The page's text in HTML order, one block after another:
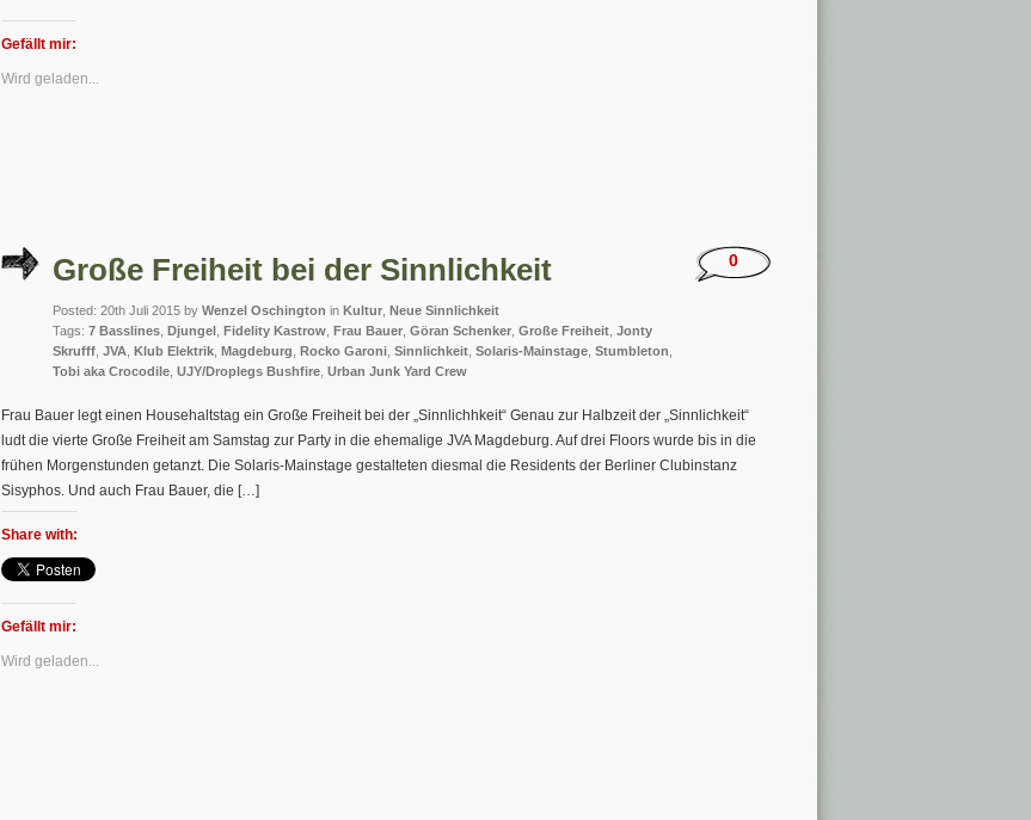
Gefällt mir:
Wird geladen...
Große Freiheit bei der Sinnlichkeit
Posted: 20th Juli 2015 by Wenzel Oschington in Kultur Neue Sinnlichkeit
Tags: 7 Basslines Djungel Fidelity Kastrow Frau Bauer Göran Schenker Große Freiheit Jonty
Skrufff JVA Klub Elektrik Magdeburg Rocko Garoni Sinnlichkeit Solaris-Mainstage Stumbleton
Tobi aka Crocodile UJY/Droplegs Bushfire Urban Junk Yard Crew
0
Frau Bauer legt einen Househaltstag ein Große Freiheit bei der „Sinnlichhkeit“ Genau zur Halbzeit der „Sinnlichkeit“
ludt die vierte Große Freiheit am Samstag zur Party in die ehemalige JVA Magdeburg. Auf drei Floors wurde bis in die
frühen Morgenstunden getanzt. Die Solaris-Mainstage gestalteten diesmal die Residents der Berliner Clubinstanz
Sisyphos. Und auch Frau Bauer, die […]
Share with:
Gefällt mir:
Wird geladen...